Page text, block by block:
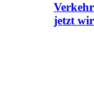
jetzt